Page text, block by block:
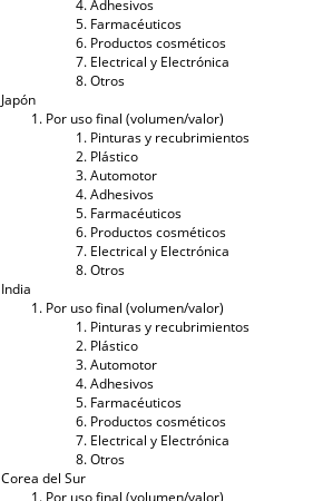
Adhesivos
Farmacéuticos
Productos cosméticos
Electrical y Electrónica
Otros
Japón
Por uso final (volumen/valor)
Pinturas y recubrimientos
Plástico
Automotor
Adhesivos
Farmacéuticos
Productos cosméticos
Electrical y Electrónica
Otros
India
Por uso final (volumen/valor)
Pinturas y recubrimientos
Plástico
Automotor
Adhesivos
Farmacéuticos
Productos cosméticos
Electrical y Electrónica
Otros
Corea del Sur
Por uso final (volumen/valor)